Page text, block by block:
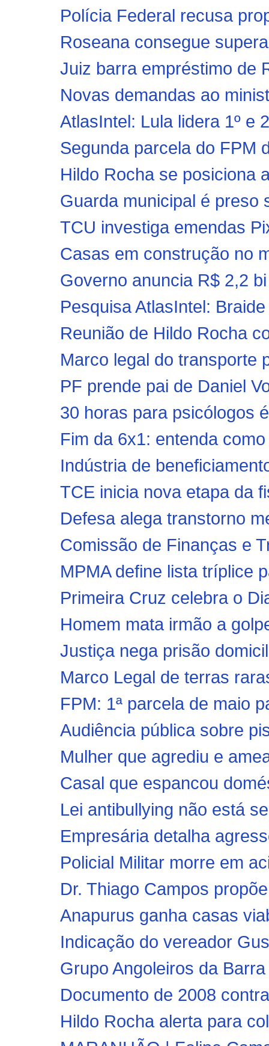
Polícia Federal recusa
Roseana consegue
Juiz barra empréstimo de
Novas demandas ao
AtlasIntel: Lula lidera 1º e
Segunda parcela do FPM
Hildo Rocha se posiciona
Guarda municipal é preso
TCU investiga emendas
Casas em construção no
Governo anuncia R$ 2,2
Pesquisa AtlasIntel:
Reunião de Hildo Rocha
Marco legal do transporte
PF prende pai de Daniel
30 horas para psicólogos
Fim da 6x1: entenda
Indústria de
TCE inicia nova etapa da
Defesa alega transtorno
Comissão de Finanças e
MPMA define lista tríplice
Primeira Cruz celebra o
Homem mata irmão a
Justiça nega prisão
Marco Legal de terras
FPM: 1ª parcela de maio
Audiência pública sobre
Mulher que agrediu e
Casal que espancou
Lei antibullying não está
Empresária detalha
Policial Militar morre em
Dr. Thiago Campos
Anapurus ganha casas
Indicação do vereador
Grupo Angoleiros da
Documento de 2008
Hildo Rocha alerta para